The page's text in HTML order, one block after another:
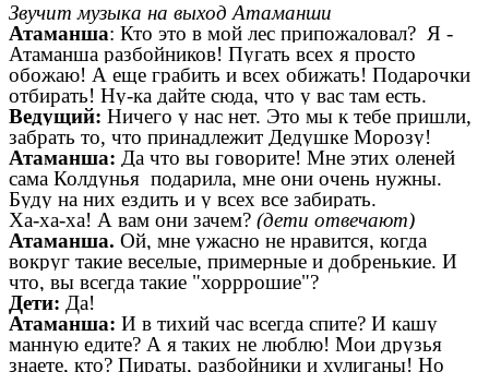
Звучит музыка на выход Атаманши
Атаманша: Кто это в мой лес припожаловал? Я -
Атаманша разбойников! Пугать всех я просто
обожаю! А еще грабить и всех обижать! Подарочки
отбирать! Ну-ка дайте сюда, что у вас там есть.
Ведущий: Ничего у нас нет. Это мы к тебе пришли,
забрать то, что принадлежит Дедушке Морозу!
Атаманша: Да что вы говорите! Мне этих оленей
сама Колдунья подарила, мне они очень нужны.
Буду на них ездить и у всех все забирать.
Ха-ха-ха! А вам они зачем? (дети отвечают)
Атаманша. Ой, мне ужасно не нравится, когда
вокруг такие веселые, примерные и добренькие. И
что, вы всегда такие "хорррошие"?
Дети: Да!
Атаманша: И в тихий час всегда спите? И кашу
манную едите? А я таких не люблю! Мои друзья
знаете, кто? Пираты, разбойники и хулиганы! Но